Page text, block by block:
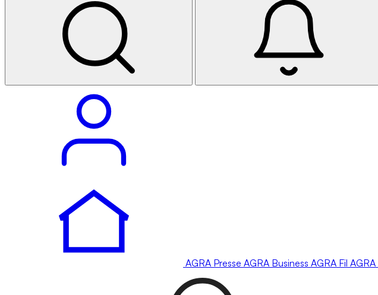
AGRA Presse AGRA Business AGRA Fil AGRA